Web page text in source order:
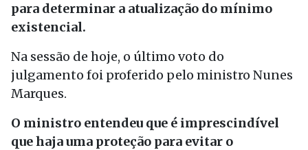
para determinar a atualização do mínimo
existencial.
Na sessão de hoje, o último voto do
julgamento foi proferido pelo ministro Nunes
Marques.
O ministro entendeu que é imprescindível
que haja uma proteção para evitar o